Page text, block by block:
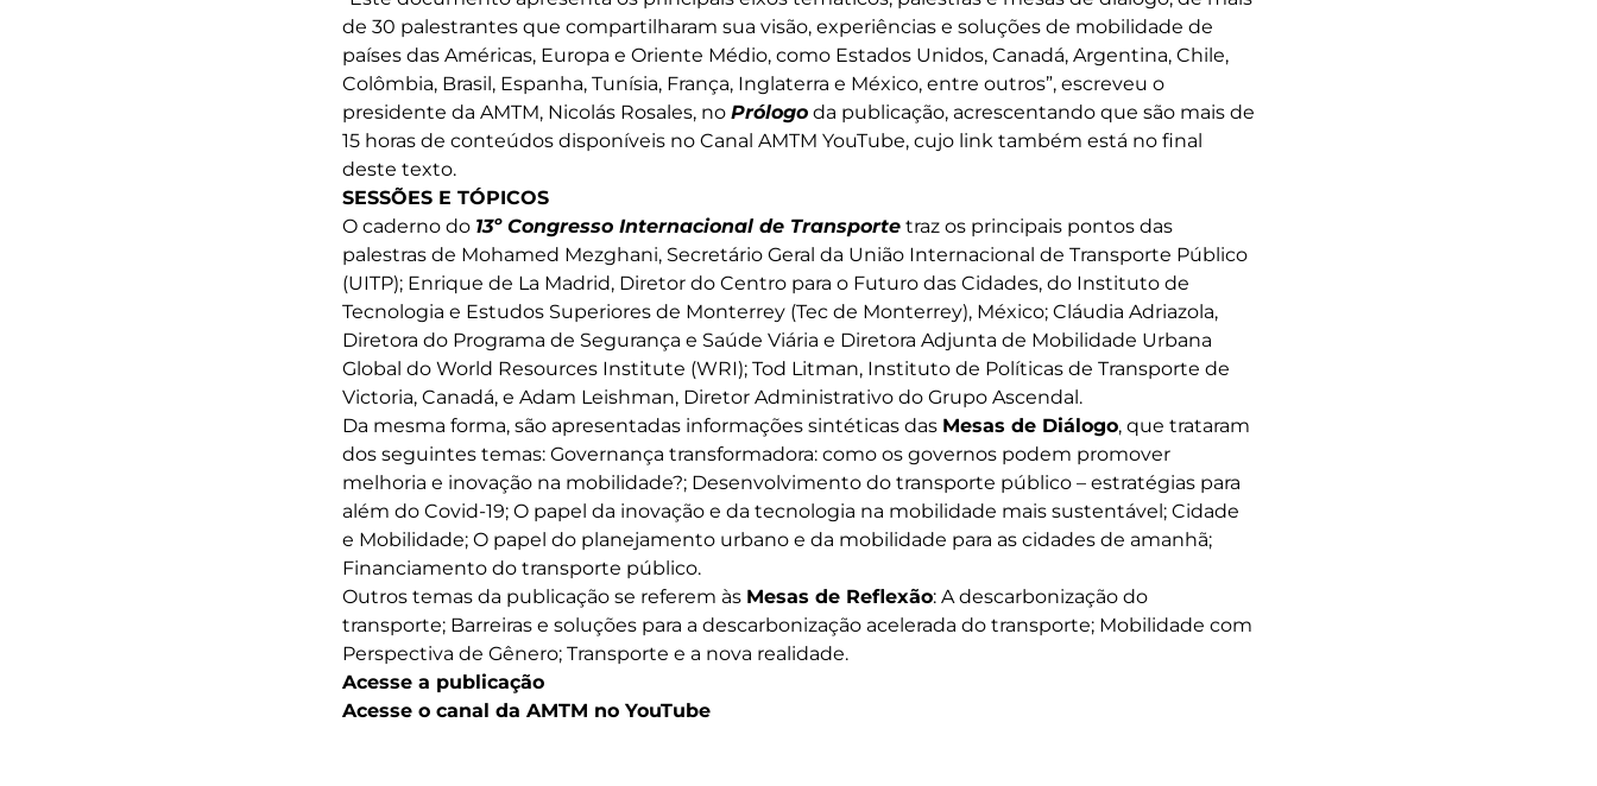
de 30 palestrantes que compartilharam sua visão, experiências e soluções de mobilidade de
países das Américas, Europa e Oriente Médio, como Estados Unidos, Canadá, Argentina, Chile,
Colômbia, Brasil, Espanha, Tunísia, França, Inglaterra e México, entre outros”, escreveu o
presidente da AMTM, Nicolás Rosales, no Prólogo da publicação, acrescentando que são mais de
15 horas de conteúdos disponíveis no Canal AMTM YouTube, cujo link também está no final
deste texto.
SESSÕES E TÓPICOS
O caderno do 13º Congresso Internacional de Transporte traz os principais pontos das
palestras de Mohamed Mezghani, Secretário Geral da União Internacional de Transporte Público
(UITP); Enrique de La Madrid, Diretor do Centro para o Futuro das Cidades, do Instituto de
Tecnologia e Estudos Superiores de Monterrey (Tec de Monterrey), México; Cláudia Adriazola,
Diretora do Programa de Segurança e Saúde Viária e Diretora Adjunta de Mobilidade Urbana
Global do World Resources Institute (WRI); Tod Litman, Instituto de Políticas de Transporte de
Victoria, Canadá, e Adam Leishman, Diretor Administrativo do Grupo Ascendal.
Da mesma forma, são apresentadas informações sintéticas das Mesas de Diálogo, que trataram
dos seguintes temas: Governança transformadora: como os governos podem promover
melhoria e inovação na mobilidade?; Desenvolvimento do transporte público – estratégias para
além do Covid-19; O papel da inovação e da tecnologia na mobilidade mais sustentável; Cidade
e Mobilidade; O papel do planejamento urbano e da mobilidade para as cidades de amanhã;
Financiamento do transporte público.
Outros temas da publicação se referem às Mesas de Reflexão: A descarbonização do
transporte; Barreiras e soluções para a descarbonização acelerada do transporte; Mobilidade com
Perspectiva de Gênero; Transporte e a nova realidade.
Acesse a publicação
Acesse o canal da AMTM no YouTube